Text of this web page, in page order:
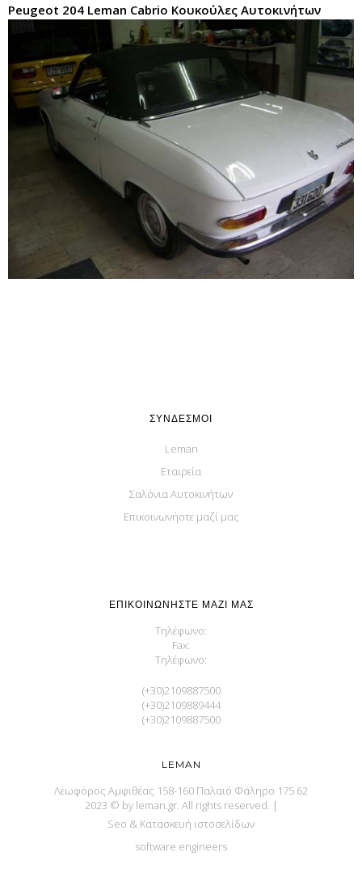
Peugeot 204 Leman Cabrio Κουκούλες Αυτοκινήτων
ΣΎΝΔΕΣΜΟΙ
Leman
Εταιρεία
Σαλόνια Αυτοκινήτων
Επικοινωνήστε μαζί μας
ΕΠΙΚΟΙΝΩΝΉΣΤΕ ΜΑΖΊ ΜΑΣ
Τηλέφωνο:
Fax:
Τηλέφωνο:
(+30)2109887500
(+30)2109889444
(+30)2109887500
LEMAN
Λεωφόρος Αμφιθέας 158-160 Παλαιό Φάληρο 175 62
2023 © by leman.gr. All rights reserved. |
Seo & Κατασκευή ιστοσελίδων
software engineers